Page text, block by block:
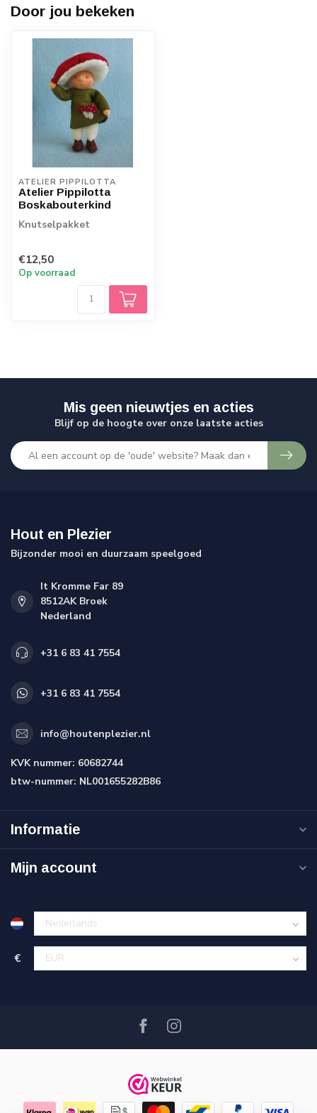
Door jou bekeken
ATELIER PIPPILOTTA
Atelier Pippilotta
Boskabouterkind
Knutselpakket
€12,50
Op voorraad
Mis geen nieuwtjes en acties
Blijf op de hoogte over onze laatste acties
Hout en Plezier
Bijzonder mooi en duurzaam speelgoed
It Kromme Far 89
8512AK Broek
Nederland
+31 6 83 41 7554
+31 6 83 41 7554
info@houtenplezier.nl
KVK nummer: 60682744
btw-nummer: NL001655282B86
Informatie
Mijn account
€